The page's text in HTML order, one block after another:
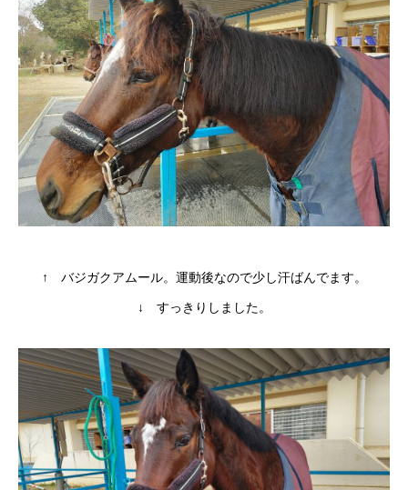
↑ バジガクアムール。運動後なので少し汗ばんでます。
↓ すっきりしました。